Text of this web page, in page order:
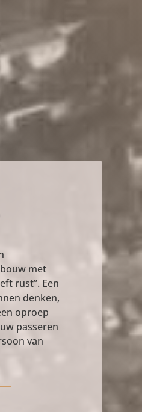
met
rust”. Een
denken,
oproep
passeren
van